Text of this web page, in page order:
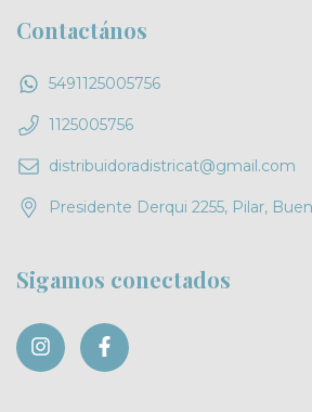
Contactános
5491125005756
1125005756
distribuidoradistricat@gmail.com
Presidente Derqui 2255, Pilar,
Sigamos conectados